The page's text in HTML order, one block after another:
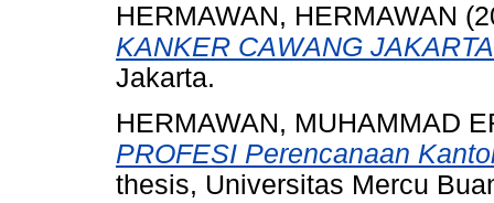
HERMAWAN, HERMAWAN
KANKER CAWANG
Jakarta.
HERMAWAN, MUHAMMAD
PROFESI Perencanaan
thesis, Universitas Mercu